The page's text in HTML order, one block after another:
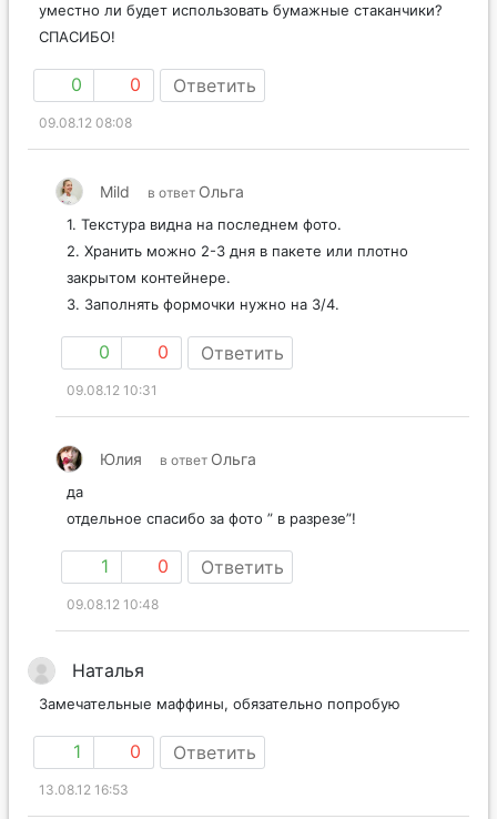
уместно ли будет использовать бумажные стаканчики?
СПАСИБО!
0 0 Ответить
09.08.12 08:08
Mild в ответ Ольга
1. Текстура видна на последнем фото.
2. Хранить можно 2-3 дня в пакете или плотно
закрытом контейнере.
3. Заполнять формочки нужно на 3/4.
0 0 Ответить
09.08.12 10:31
Юлия в ответ Ольга
да
отдельное спасибо за фото ” в разрезе”!
1 0 Ответить
09.08.12 10:48
Наталья
Замечательные маффины, обязательно попробую
1 0 Ответить
13.08.12 16:53